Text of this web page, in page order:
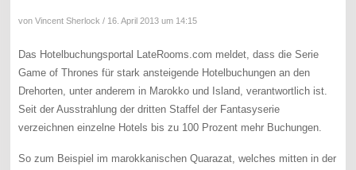
von Vincent Sherlock / 16. April 2013 um 14:15
Das Hotelbuchungsportal LateRooms.com meldet, dass die Serie
Game of Thrones für stark ansteigende Hotelbuchungen an den
Drehorten, unter anderem in Marokko und Island, verantwortlich ist.
Seit der Ausstrahlung der dritten Staffel der Fantasyserie
verzeichnen einzelne Hotels bis zu 100 Prozent mehr Buchungen.
So zum Beispiel im marokkanischen Quarazat, welches mitten in der